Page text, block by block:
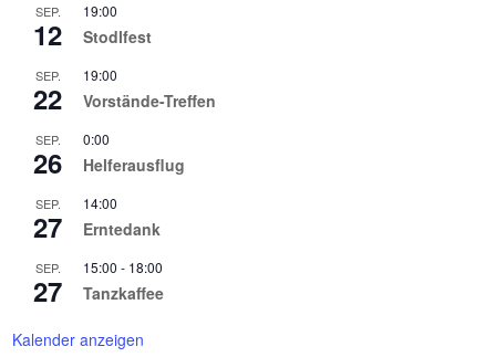
SEP.
12
19:00
Stodlfest
SEP.
22
19:00
Vorstände-Treffen
SEP.
26
0:00
Helferausflug
SEP.
27
14:00
Erntedank
SEP.
27
15:00 - 18:00
Tanzkaffee
Kalender anzeigen